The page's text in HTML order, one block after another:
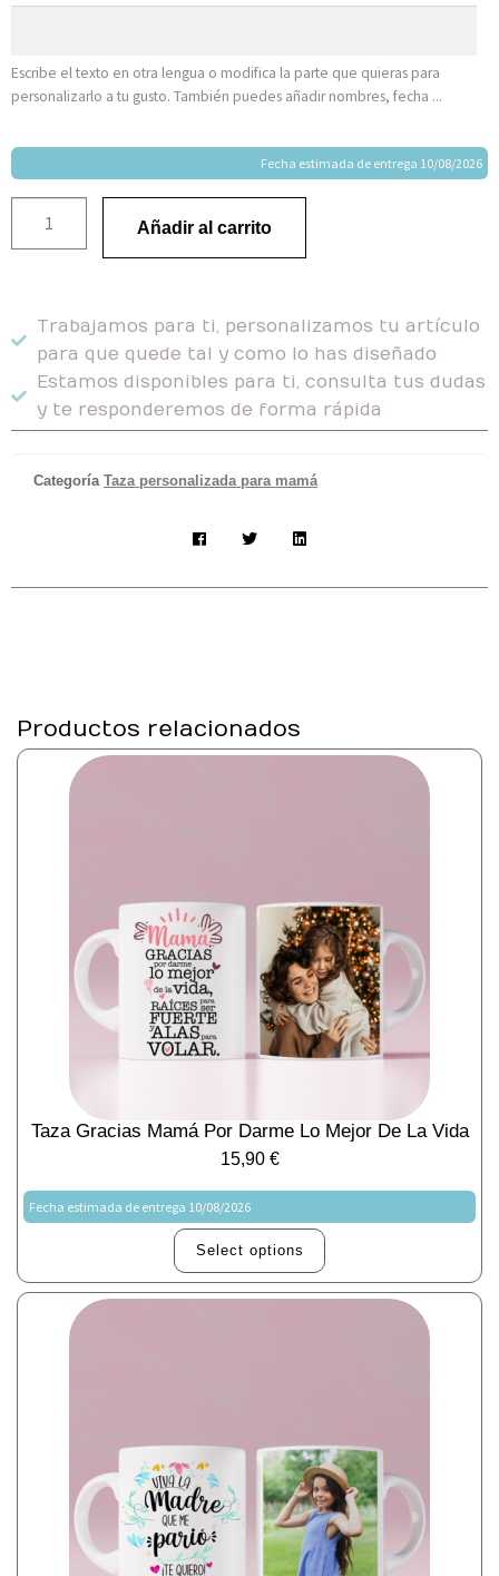
Escribe el texto en otra lengua o modifica la parte que quieras para
personalizarlo a tu gusto. También puedes añadir nombres, fecha ...
Fecha estimada de entrega 10/08/2026
Añadir al carrito
Trabajamos para ti, personalizamos tu artículo
para que quede tal y como lo has diseñado
Estamos disponibles para ti, consulta tus dudas
y te responderemos de forma rápida
Categoría Taza personalizada para mamá
Productos relacionados
Taza Gracias Mamá Por Darme Lo Mejor De La Vida
15,90 €
Fecha estimada de entrega 10/08/2026
Select options